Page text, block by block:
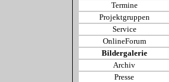
Termine
Projektgruppen
Service
OnlineForum
Bildergalerie
Archiv
Presse